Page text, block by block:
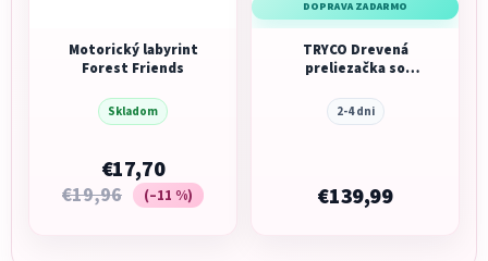
Motorický labyrint
Forest Friends
Skladom
€17,70
€19,96 (–11 %)
DOPRAVA ZADARMO
TRYCO Drevená
preliezačka so
2-4 dni
€139,99